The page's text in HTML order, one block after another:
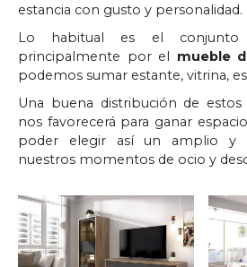
estancia con gusto y personalidad.
Lo habitual es el conjunto
principalmente por el mueble
podemos sumar estante, vitrina,
Una buena distribución de
nos favorecerá para ganar
poder elegir así un amplio y
nuestros momentos de ocio y